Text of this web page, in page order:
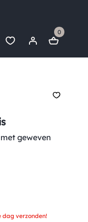
0
geweven
dag verzonden!